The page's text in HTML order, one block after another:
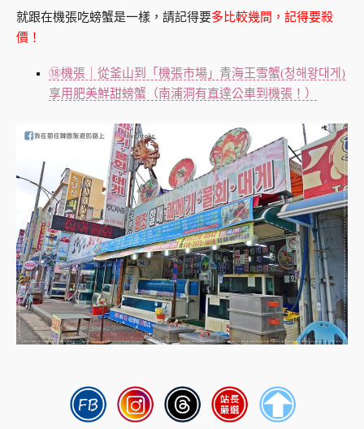
就跟在機張吃螃蟹是一樣，請記得要多比較幾間，記得要殺
價！
⑱機張｜從釜山到「機張市場」青海王雪蟹(청해왕대게)
享用肥美鮮甜螃蟹（南浦洞有直達公車到機張！）